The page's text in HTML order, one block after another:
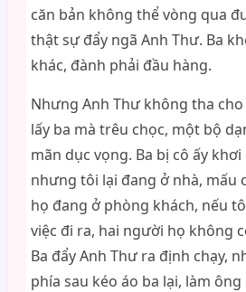
căn bản không thể vòng qua
thật sự đẩy ngã Anh Thư. Ba
khác, đành phải đầu hàng.
Nhưng Anh Thư không tha cho
lấy ba mà trêu chọc, một bộ
mãn dục vọng. Ba bị cô ấy
nhưng tôi lại đang ở nhà, mấu
họ đang ở phòng khách, nếu
việc đi ra, hai người họ không
Ba đẩy Anh Thư ra định chạy,
phía sau kéo áo ba lại, làm